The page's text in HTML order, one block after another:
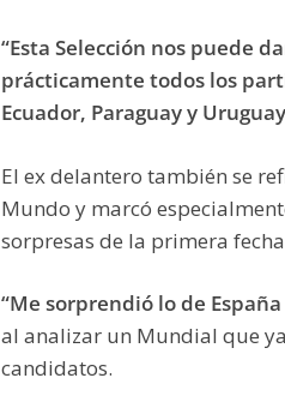
“Esta Selección nos puede
prácticamente todos los
Ecuador, Paraguay y
El ex delantero también se
Mundo y marcó
sorpresas de la primera
“Me sorprendió lo de
al analizar un Mundial que
candidatos.